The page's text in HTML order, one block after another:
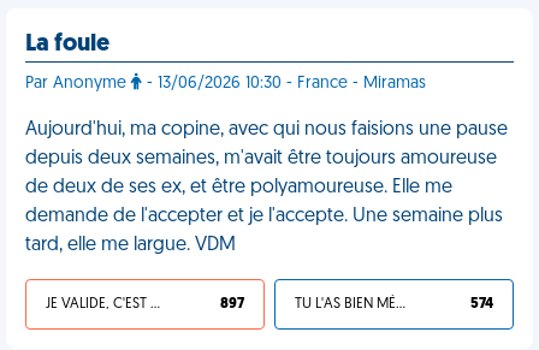
La foule
Par Anonyme - 13/06/2026 10:30 - France - Miramas
Aujourd'hui, ma copine, avec qui nous faisions une pause
depuis deux semaines, m'avait être toujours amoureuse
de deux de ses ex, et être polyamoureuse. Elle me
demande de l'accepter et je l'accepte. Une semaine plus
tard, elle me largue. VDM
JE VALIDE, C'EST UNE VDM 897 TU L'AS BIEN MÉRITÉ 574